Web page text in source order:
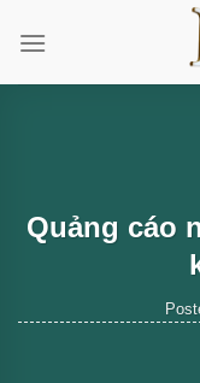
Quảng cáo